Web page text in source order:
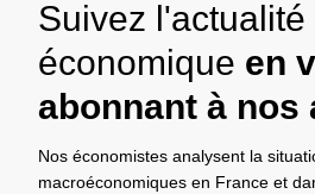
Suivez l'actualité
économique en
abonnant à nos
Nos économistes analysent la
macroéconomiques en France et